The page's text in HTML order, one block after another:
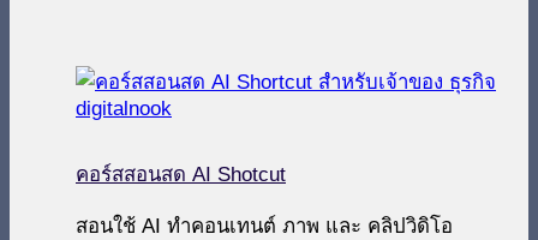
คอร์สสอนสด AI Shotcut
สอนใช้ AI ทำคอนเทนต์ ภาพ และ คลิปวิดิโอ